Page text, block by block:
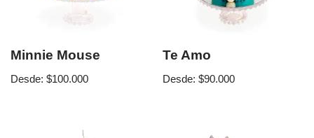
Minnie Mouse
Desde: $100.000
Te Amo
Desde:$90.000